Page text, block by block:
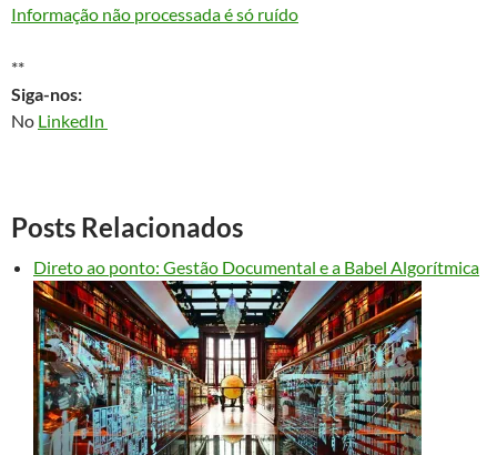
Informação não processada é só ruído
**
Siga-nos:
No LinkedIn
Posts Relacionados
Direto ao ponto: Gestão Documental e a Babel Algorítmica